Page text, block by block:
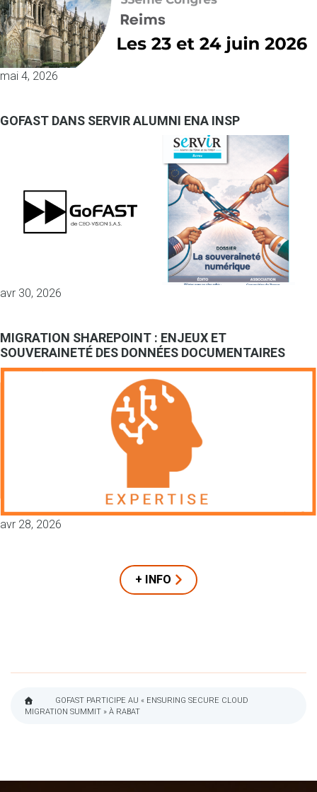
mai 4, 2026
GOFAST DANS SERVIR ALUMNI ENA INSP
avr 30, 2026
MIGRATION SHAREPOINT : ENJEUX ET
SOUVERAINETÉ DES DONNÉES DOCUMENTAIRES
avr 28, 2026
+ INFO
FIL
GOFAST PARTICIPE AU « ENSURING SECURE CLOUD
MIGRATION SUMMIT » À RABAT